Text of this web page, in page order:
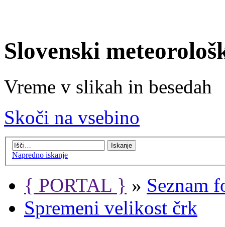
Slovenski
Vreme v slikah in besedah
Skoči na vsebino
Napredno iskanje
{ PORTAL } » Seznam
Spremeni velikost črk